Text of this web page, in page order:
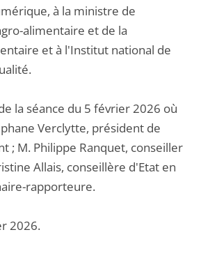
à la ministre de
alimentaire et de la
et à l'Institut national de
la séance du 5 février 2026 où
Verclytte, président de
; M. Philippe Ranquet, conseiller
Allais, conseillère d'Etat en
rapporteure.
2026.